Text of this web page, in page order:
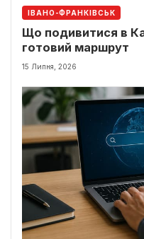
ІВАНО-ФРАНКІВСЬК
Що подивитися в
готовий маршрут
15 Липня, 2026